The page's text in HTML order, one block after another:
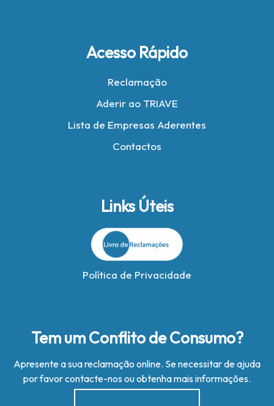
Acesso Rápido
Reclamação
Aderir ao TRIAVE
Lista de Empresas Aderentes
Contactos
Links Úteis
Política de Privacidade
Tem um Conflito de Consumo?
Apresente a sua reclamação online. Se necessitar de ajuda
por favor contacte-nos ou obtenha mais informações.